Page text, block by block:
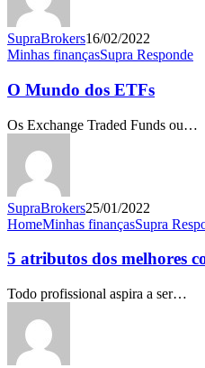
SupraBrokers16/02/2022
O
dos
ETFs
Minhas finançasSupra Responde
O Mundo dos ETFs
Os Exchange Traded Funds ou…
SupraBrokers25/01/2022
5
dos
consultores
financeiros
HomeMinhas finançasSupra
5 atributos dos melhores
Todo profissional aspira a ser…